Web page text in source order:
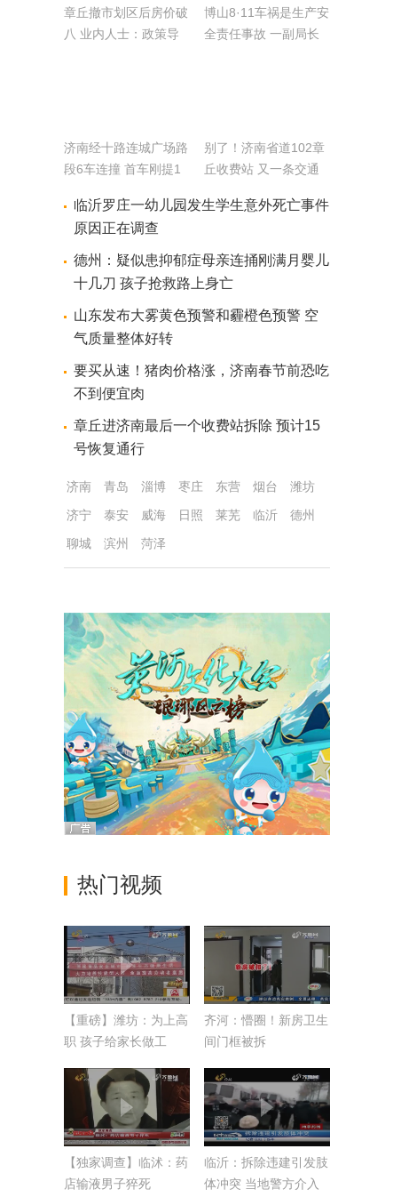
章丘撤市划区后房价破
八 业内人士：政策导
博山8·11车祸是生产安
全责任事故 一副局长
济南经十路连城广场路
段6车连撞 首车刚提1
别了！济南省道102章
丘收费站 又一条交通
临沂罗庄一幼儿园发生学生意外死亡事件
原因正在调查
德州：疑似患抑郁症母亲连捅刚满月婴儿
十几刀 孩子抢救路上身亡
山东发布大雾黄色预警和霾橙色预警 空
气质量整体好转
要买从速！猪肉价格涨，济南春节前恐吃
不到便宜肉
章丘进济南最后一个收费站拆除 预计15
号恢复通行
济南 青岛 淄博 枣庄 东营 烟台
潍坊
济宁
泰安 威海 日照 莱芜 临沂
德州
聊城
滨州 菏泽
热门视频
【重磅】潍坊：为上高
职 孩子给家长做工
齐河：懵圈！新房卫生
间门框被拆
【独家调查】临沭：药
店输液男子猝死
临沂：拆除违建引发肢
体冲突 当地警方介入